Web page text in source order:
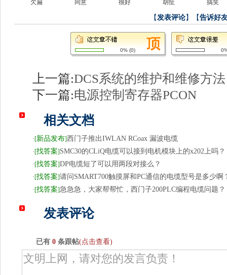
欠扁 同意 很好 胡扯 搞笑
【发表评论】【告诉好
0% (0)
上一篇:DCS系统的维护和维修方法
下一篇:电源控制寄存器PCON
相关文档
·[新品发布]西门子推出IWLAN RCoax 漏波电缆
·[找答案]SMC30的CLiQ电缆可以接到电机模块上的x202上吗？
·[找答案]DP电缆短了可以用两段对接么？
·[找答案]请问SMART700触摸屏和PC通信的电缆型号是多少啊
·[找答案]急急急，大家帮帮忙，西门子200PLC编程电缆问题？
发表评论
已有 0 条跟帖(点击查看)